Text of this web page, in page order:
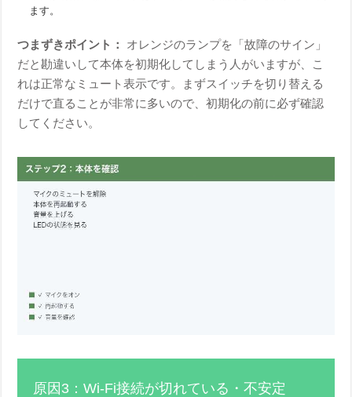
ます。
つまずきポイント：
オレンジのランプを「故障のサイン」
だと勘違いして本体を初期化してしまう人がいますが、こ
れは正常なミュート表示です。まずスイッチを切り替える
だけで直ることが非常に多いので、初期化の前に必ず確認
してください。
原因3：Wi-Fi接続が切れている・不安定